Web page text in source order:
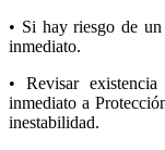
• Si hay riesgo de
inmediato.
• Revisar
inmediato a
inestabilidad.